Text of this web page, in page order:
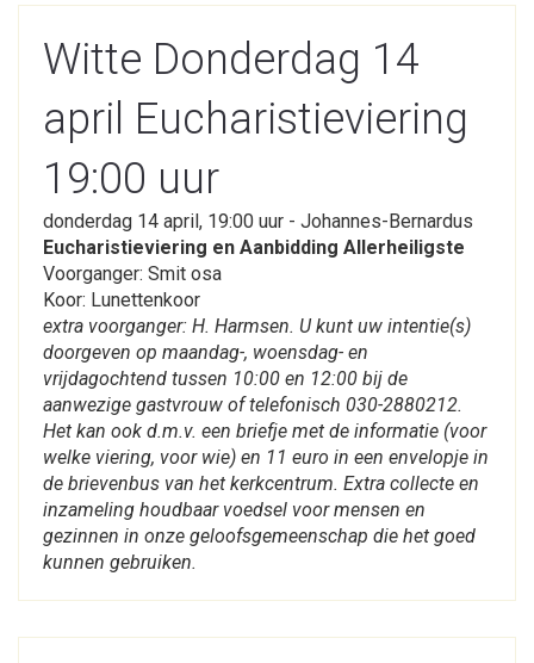
Witte Donderdag 14
april Eucharistieviering
19:00 uur
donderdag 14 april, 19:00 uur - Johannes-Bernardus
Eucharistieviering en Aanbidding Allerheiligste
Voorganger: Smit osa
Koor: Lunettenkoor
extra voorganger: H. Harmsen. U kunt uw intentie(s)
doorgeven op maandag-, woensdag- en
vrijdagochtend tussen 10:00 en 12:00 bij de
aanwezige gastvrouw of telefonisch 030-2880212.
Het kan ook d.m.v. een briefje met de informatie (voor
welke viering, voor wie) en 11 euro in een envelopje in
de brievenbus van het kerkcentrum. Extra collecte en
inzameling houdbaar voedsel voor mensen en
gezinnen in onze geloofsgemeenschap die het goed
kunnen gebruiken.